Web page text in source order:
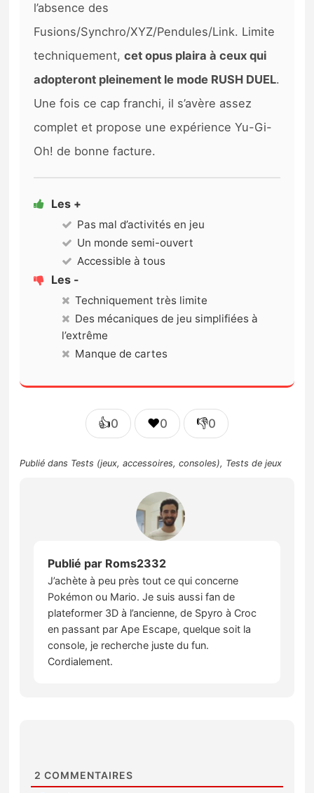
l’absence des
Fusions/Synchro/XYZ/Pendules/Link. Limite
techniquement,cet opus plaira à ceux qui
adopteront pleinement le mode RUSH DUEL.
Une fois ce cap franchi, il s’avère assez
complet et propose une expérience Yu-Gi-
Oh! de bonne facture.
Les +
Pas mal d’activités en jeu
Un monde semi-ouvert
Accessible à tous
Les -
Techniquement très limite
Des mécaniques de jeu simplifiées à
l’extrême
Manque de cartes
👍0 ❤️0 👎0
Publié dans Tests (jeux, accessoires, consoles), Tests de jeux
Publié par Roms2332
J’achète à peu près tout ce qui concerne
Pokémon ou Mario. Je suis aussi fan de
plateformer 3D à l’ancienne, de Spyro à Croc
en passant par Ape Escape, quelque soit la
console, je recherche juste du fun.
Cordialement.
2 COMMENTAIRES